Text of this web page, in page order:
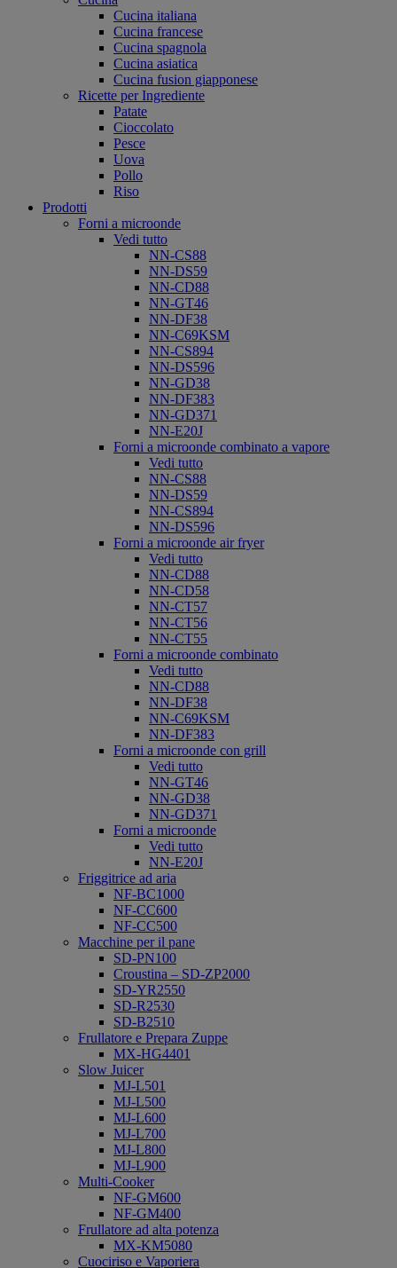
Cucina italiana
Cucina francese
Cucina spagnola
Cucina asiatica
Cucina fusion giapponese
Ricette per Ingrediente
Patate
Cioccolato
Pesce
Uova
Pollo
Riso
Prodotti
Forni a microonde
Vedi tutto
NN-CS88
NN-DS59
NN-CD88
NN-GT46
NN-DF38
NN-C69KSM
NN-CS894
NN-DS596
NN-GD38
NN-DF383
NN-GD371
NN-E20J
Forni a microonde combinato a vapore
Vedi tutto
NN-CS88
NN-DS59
NN-CS894
NN-DS596
Forni a microonde air fryer
Vedi tutto
NN-CD88
NN-CD58
NN-CT57
NN-CT56
NN-CT55
Forni a microonde combinato
Vedi tutto
NN-CD88
NN-DF38
NN-C69KSM
NN-DF383
Forni a microonde con grill
Vedi tutto
NN-GT46
NN-GD38
NN-GD371
Forni a microonde
Vedi tutto
NN-E20J
Friggitrice ad aria
NF-BC1000
NF-CC600
NF-CC500
Macchine per il pane
SD-PN100
Croustina – SD-ZP2000
SD-YR2550
SD-R2530
SD-B2510
Frullatore e Prepara Zuppe
MX-HG4401
Slow Juicer
MJ-L501
MJ-L500
MJ-L600
MJ-L700
MJ-L800
MJ-L900
Multi-Cooker
NF-GM600
NF-GM400
Frullatore ad alta potenza
MX-KM5080
Cuociriso e Vaporiera